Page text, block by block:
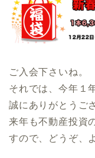
ご入会下さいね。
それでは、今年１
誠にありがとうご
来年も不動産投資
すので、どうぞ、